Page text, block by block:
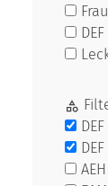
DEF
AEH